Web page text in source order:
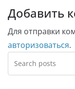
Добавить
Для отправки
авторизоваться.